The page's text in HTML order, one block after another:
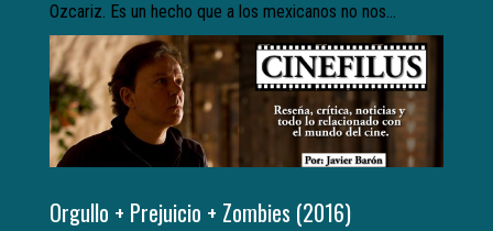
Ozcariz. Es un hecho que a los mexicanos no nos...
Orgullo + Prejuicio + Zombies (2016)